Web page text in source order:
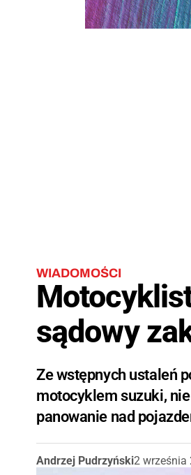
WIADOMOŚCI
sądowy
Ze wstępnych ustaleń
motocyklem suzuki,
panowanie nad
Andrzej Pudrzyński2 września